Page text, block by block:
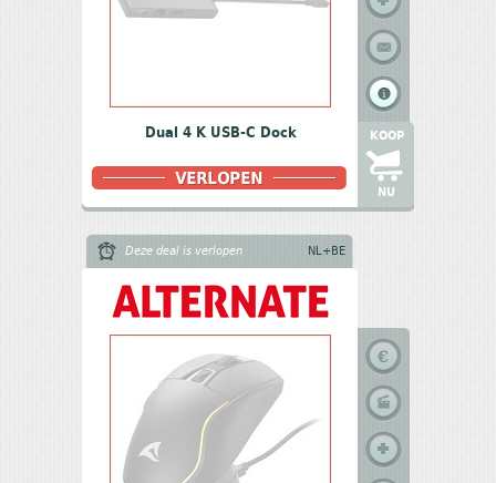
Dual 4 K USB-C Dock KOOP
NU
Deze deal is verlopen NL+BE